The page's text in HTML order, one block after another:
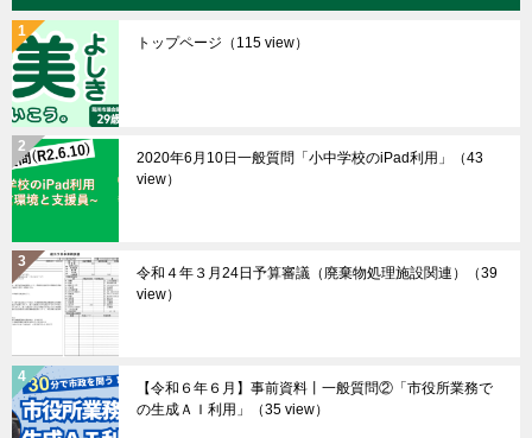
トップページ （115 view）
2020年6月10日一般質問「小中学校のiPad利用」
（43
view）
令和４年３月24日予算審議（廃棄物処理施設関連）
（39
view）
【令和６年６月】事前資料丨一般質問②「市役所業務で
の生成ＡＩ利用」
（35 view）